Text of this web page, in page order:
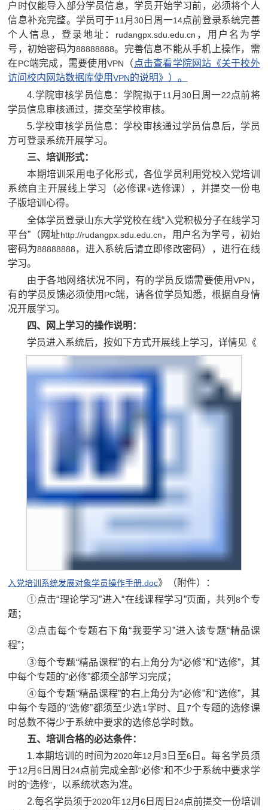
户时仅能导入部分学员信息，学员开始学习前，必须将个人
信息补充完整。学员可于11月30 日周一14点前登录系统完善
个人信息，登录地址：
rudangpx.sdu.edu.cn ，用户名为学
号，初始密码为88888888。完善信息不能从手机上操作，需
在PC端完成，需要使用VPN （ 点击查看学院网站《关于校外
访问校内网站数据库使用VPN的说明》）。
4.学院审核学员信息：学院拟于11 月30 日周一22点前将
学员信息审核通过，提交至学校审核。
5.学校审核学员信息：学校审核通过学员信息后，学员
方可登录系统开展学习。
三、培训形式：
本期培训采用电子化形式，各位学员利用党校入党培训
系统自主开展线上学习（必修课+选修课），并提交一份电
子版培训心得。
全体学员登录山东大学党校在线“入党积极分子在线学习
平台”（网址http://rudangpx.sdu.edu.cn，用户名为学号，初始
密码为88888888，进入系统后请立即修改密码），进行在线
学习。
由于各地网络状况不同，有的学员反馈需要使用VPN ，
有的学员反馈必须使用 PC端，请各位学员知悉，根据自身情
况开展学习。
四、网上学习的操作说明：
学员进入系统后，按如下方式开展线上学习，详情见《
入党培训系统发展对象学员操作手册.doc》（附件）：
①点击“理论学习”进入“在线课程学习”页面，共列 8个专
题；
②点击每个专题右下角“我要学习”进入该专题“精品课
程”；
③每个专题“精品课程”的右上角分为“必修”和“选修”，其
中每个专题的“必修”都须全部学习完成；
④每个专题“精品课程”的右上角分为“必修”和“选修”，其
中每个专题的“选修”都须至少选1 学时、且 7个专题的选修课
时总数不得少于系统中要求的选修总学时数。
五、培训合格的必达条件：
1.本期培训的时间为2020年12 月3 日至6 日。每名学员须
于12月 6 日周日 24点前完成全部“必修”和不少于系统中要求学
时的“选修”，以系统状态为准。
2.每名学员须于2020年12月 6 日周日 24点前提交一份培训